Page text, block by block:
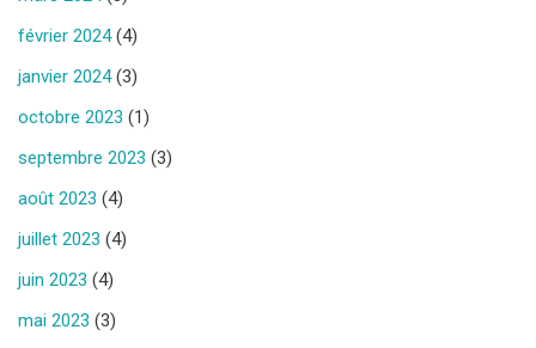
février 2024(4)
janvier 2024(3)
octobre 2023 (1)
septembre 2023 (3)
août 2023 (4)
juillet 2023 (4)
juin 2023 (4)
mai 2023 (3)